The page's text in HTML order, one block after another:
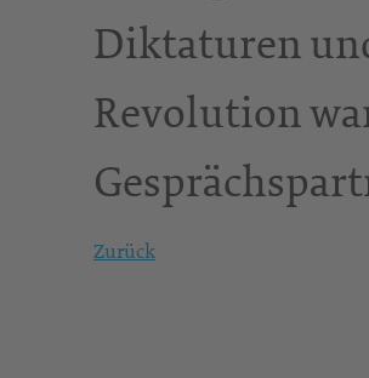
Diktaturen
Revolution
Zurück